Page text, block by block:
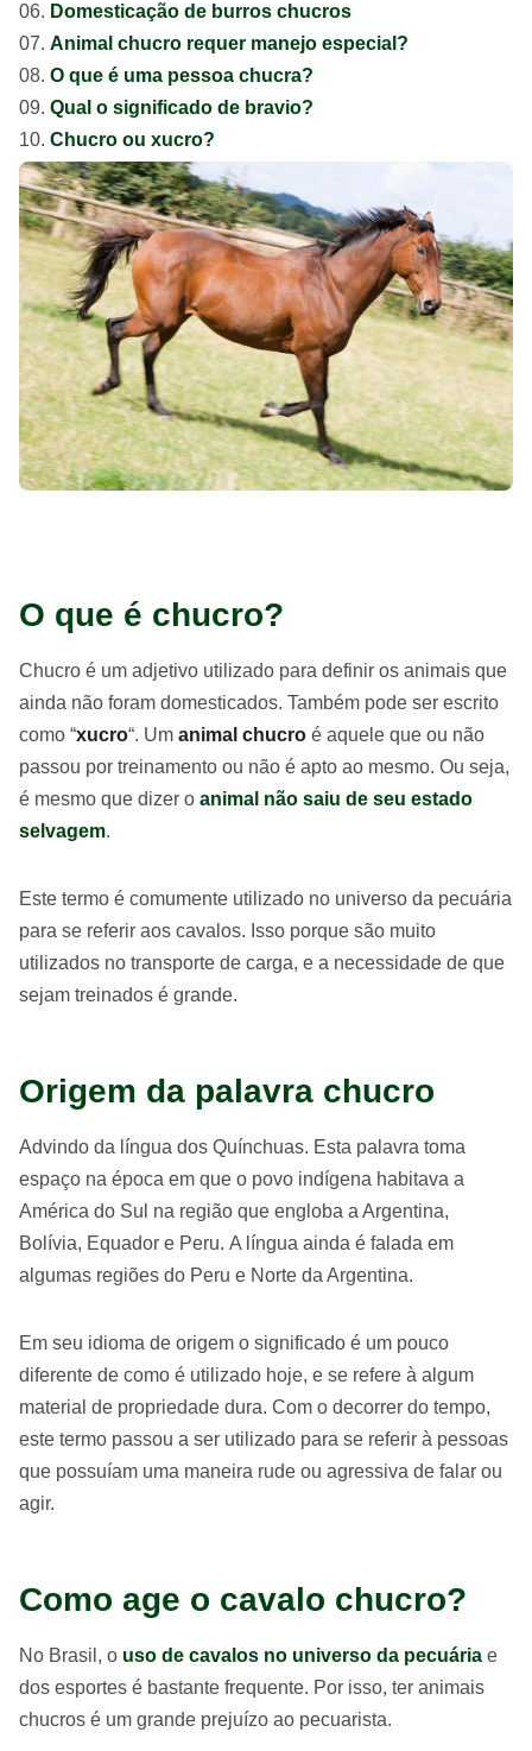
Domesticação de burros chucros
Animal chucro requer manejo especial?
O que é uma pessoa chucra?
Qual o significado de bravio?
Chucro ou xucro?
O que é chucro?
Chucro é um adjetivo utilizado para definir os animais que
ainda não foram domesticados. Também pode ser escrito
como “xucro“. Um animal chucro é aquele que ou não
passou por treinamento ou não é apto ao mesmo. Ou seja,
é mesmo que dizer o animal não saiu de seu estado
selvagem.
Este termo é comumente utilizado no universo da pecuária
para se referir aos cavalos. Isso porque são muito
utilizados no transporte de carga, e a necessidade de que
sejam treinados é grande.
Origem da palavra chucro
Advindo da língua dos Quínchuas. Esta palavra toma
espaço na época em que o povo indígena habitava a
América do Sul na região que engloba a Argentina,
Bolívia, Equador e Peru. A língua ainda é falada em
algumas regiões do Peru e Norte da Argentina.
Em seu idioma de origem o significado é um pouco
diferente de como é utilizado hoje, e se refere à algum
material de propriedade dura. Com o decorrer do tempo,
este termo passou a ser utilizado para se referir à pessoas
que possuíam uma maneira rude ou agressiva de falar ou
agir.
Como age o cavalo chucro?
No Brasil, o uso de cavalos no universo da pecuária e
dos esportes é bastante frequente. Por isso, ter animais
chucros é um grande prejuízo ao pecuarista.